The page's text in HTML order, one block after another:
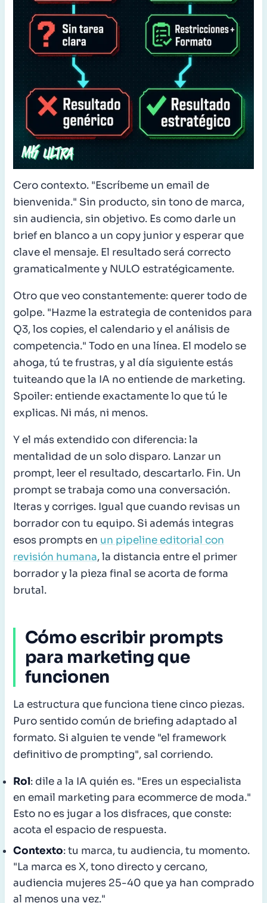
Cero contexto. "Escríbeme un email de
bienvenida." Sin producto, sin tono de marca,
sin audiencia, sin objetivo. Es como darle un
brief en blanco a un copy junior y esperar que
clave el mensaje. El resultado será correcto
gramaticalmente y NULO estratégicamente.
Otro que veo constantemente: querer todo de
golpe. "Hazme la estrategia de contenidos para
Q3, los copies, el calendario y el análisis de
competencia." Todo en una línea. El modelo se
ahoga, tú te frustras, y al día siguiente estás
tuiteando que la IA no entiende de marketing.
Spoiler: entiende exactamente lo que tú le
explicas. Ni más, ni menos.
Y el más extendido con diferencia: la
mentalidad de un solo disparo. Lanzar un
prompt, leer el resultado, descartarlo. Fin. Un
prompt se trabaja como una conversación.
Iteras y corriges. Igual que cuando revisas un
borrador con tu equipo. Si además integras
esos prompts en un pipeline editorial con
revisión humana, la distancia entre el primer
borrador y la pieza final se acorta de forma
brutal.
Cómo escribir prompts
para marketing que
funcionen
La estructura que funciona tiene cinco piezas.
Puro sentido común de briefing adaptado al
formato. Si alguien te vende "el framework
definitivo de prompting", sal corriendo.
Rol: dile a la IA quién es. "Eres un especialista
en email marketing para ecommerce de moda."
Esto no es jugar a los disfraces, que conste:
acota el espacio de respuesta.
Contexto: tu marca, tu audiencia, tu momento.
"La marca es X, tono directo y cercano,
audiencia mujeres 25-40 que ya han comprado
al menos una vez."